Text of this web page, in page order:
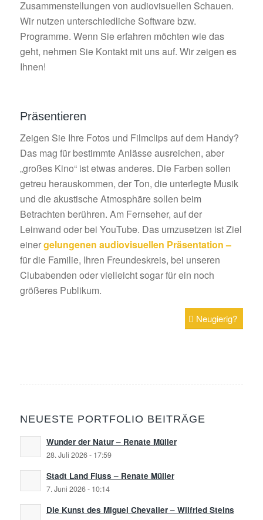
Zusammenstellungen von audiovisuellen Schauen.
Wir nutzen unterschiedliche Software bzw.
Programme. Wenn Sie erfahren möchten wie das
geht, nehmen Sie Kontakt mit uns auf. Wir zeigen es
Ihnen!
Präsentieren
Zeigen Sie Ihre Fotos und Filmclips auf dem Handy?
Das mag für bestimmte Anlässe ausreichen, aber
„großes Kino“ ist etwas anderes. Die Farben sollen
getreu herauskommen, der Ton, die unterlegte Musik
und die akustische Atmosphäre sollen beim
Betrachten berühren. Am Fernseher, auf der
Leinwand oder bei YouTube. Das umzusetzen ist Ziel
einergelungenen audiovisuellen Präsentation –
für die Familie, Ihren Freundeskreis, bei unseren
Clubabenden oder vielleicht sogar für ein noch
größeres Publikum.
Neugierig?
NEUESTE PORTFOLIO BEITRÄGE
Wunder der Natur – Renate Müller
28. Juli 2026 - 17:59
Stadt Land Fluss – Renate Müller
7. Juni 2026 - 10:14
Die Kunst des Miguel Chevalier – Wilfried Steins